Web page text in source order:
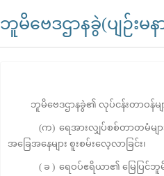
ဘူမိဗေဒဌာနခွဲ(ပျဉ်းမန
ဘူမိဗေဒဌာနခွဲ၏ လုပ်ငန်းတာဝန်မျာ
(က) ရေအားလျှပ်စစ်တာတမံများ
အခြေအနေများ စူးစမ်းလေ့လာခြင်း၊
( ခ ) ရေဝပ်ဧရိယာ၏ မြေပြင်ဘူမိဗေ